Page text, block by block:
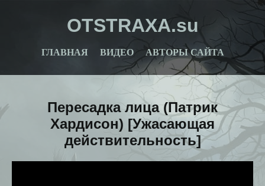
OTSTRAXA.su
ГЛАВНАЯ ВИДЕО АВТОРЫ САЙТА
Пересадка лица (Патрик
Хардисон) [Ужасающая
действительность]